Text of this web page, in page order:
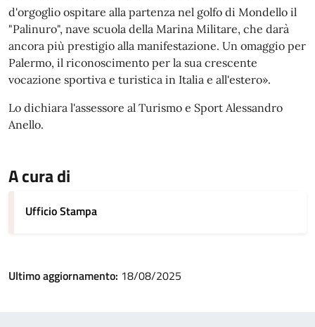
d'orgoglio ospitare alla partenza nel golfo di Mondello il
"Palinuro", nave scuola della Marina Militare, che darà
ancora più prestigio alla manifestazione. Un omaggio per
Palermo, il riconoscimento per la sua crescente
vocazione sportiva e turistica in Italia e all'estero».
Lo dichiara l'assessore al Turismo e Sport Alessandro
Anello.
A cura di
Ufficio Stampa
Ultimo aggiornamento: 18/08/2025